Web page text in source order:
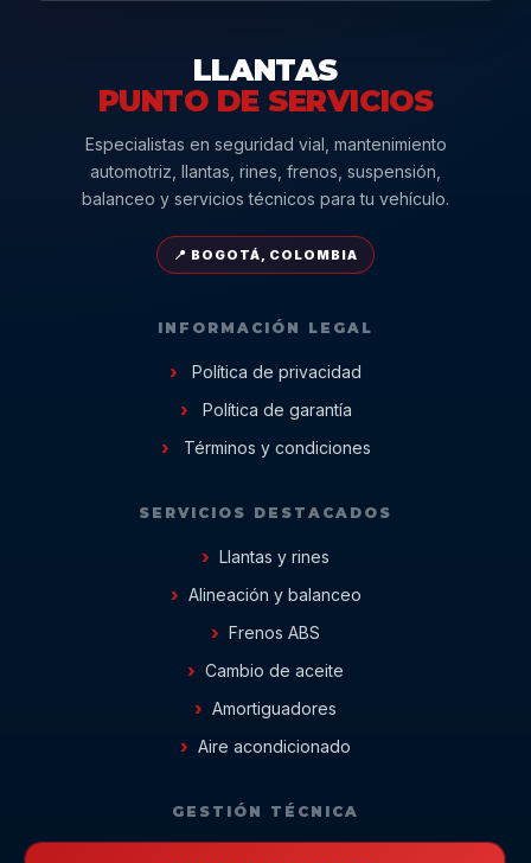
LLANTAS
PUNTO DE SERVICIOS
Especialistas en seguridad vial, mantenimiento
automotriz, llantas, rines, frenos, suspensión,
balanceo y servicios técnicos para tu vehículo.
📍 BOGOTÁ, COLOMBIA
INFORMACIÓN LEGAL
Política de privacidad
Política de garantía
Términos y condiciones
SERVICIOS DESTACADOS
Llantas y rines
Alineación y balanceo
Frenos ABS
Cambio de aceite
Amortiguadores
Aire acondicionado
GESTIÓN TÉCNICA